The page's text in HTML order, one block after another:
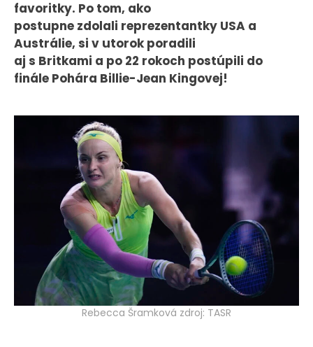
KONTAKT
favoritky. Po tom, ako
postupne zdolali reprezentantky USA a
Austrálie, si v utorok poradili
aj s Britkami a po 22 rokoch postúpili do
finále Pohára Billie-Jean Kingovej!
Rebecca Šramková zdroj: TASR